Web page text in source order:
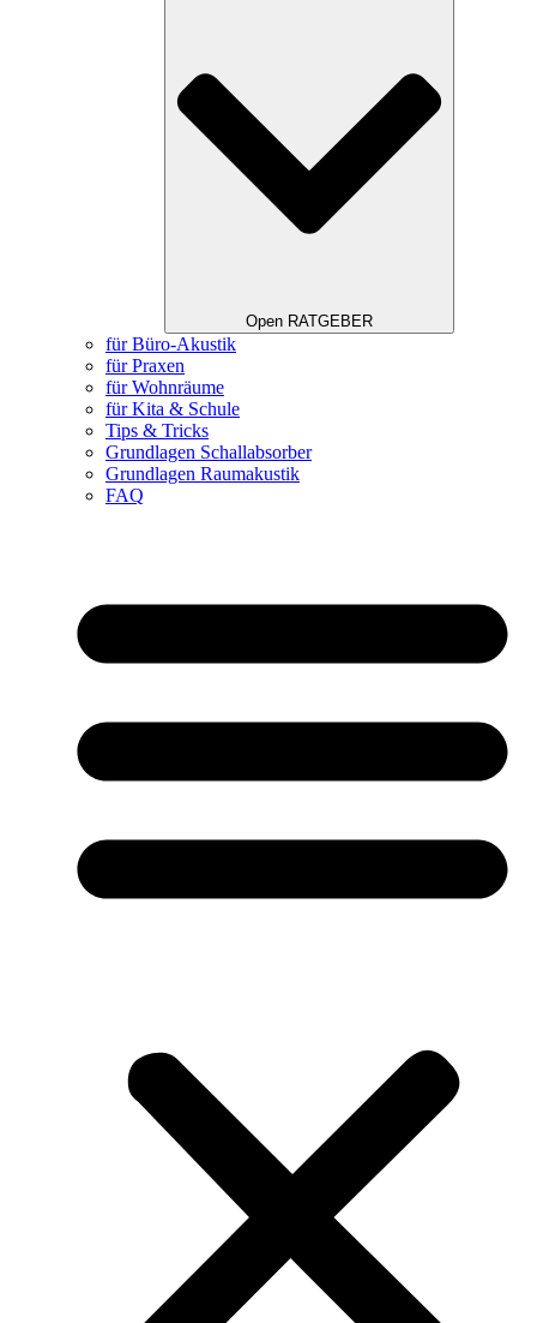
Open RATGEBER
für Büro-Akustik
für Praxen
für Wohnräume
für Kita & Schule
Tips & Tricks
Grundlagen Schallabsorber
Grundlagen Raumakustik
FAQ